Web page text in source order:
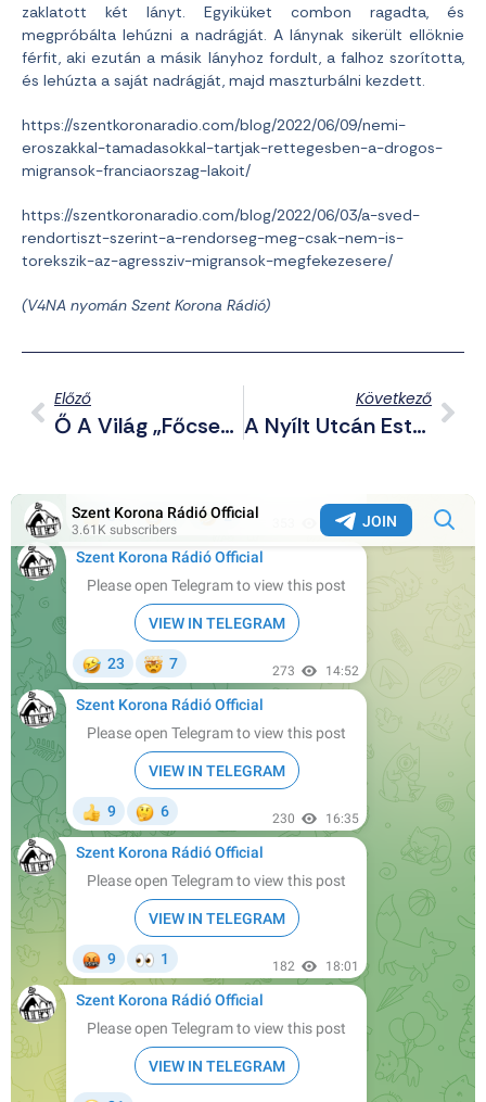
zaklatott két lányt. Egyiküket combon ragadta, és
megpróbálta lehúzni a nadrágját. A lánynak sikerült ellöknie
férfit, aki ezután a másik lányhoz fordult, a falhoz szorította,
és lehúzta a saját nadrágját, majd maszturbálni kezdett.
https://szentkoronaradio.com/blog/2022/06/09/nemi-
eroszakkal-tamadasokkal-tartjak-rettegesben-a-drogos-
migransok-franciaorszag-lakoit/
https://szentkoronaradio.com/blog/2022/06/03/a-sved-
rendortiszt-szerint-a-rendorseg-meg-csak-nem-is-
torekszik-az-agressziv-migransok-megfekezesere/
(V4NA nyomán Szent Korona Rádió)
Előző
Ő A Világ „főcsendőre”? Rövid Utasításokkal Kell Emlékeztetni Bident Arra, Hogy Mit Csináljon
Következő
A Nyílt Utcán Estek Egymásnak A Rivális Migránsbandák Tagjai Lyonban